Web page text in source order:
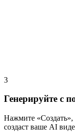
3
Генерируйте с
Нажмите «Создать»,
создаст ваше AI